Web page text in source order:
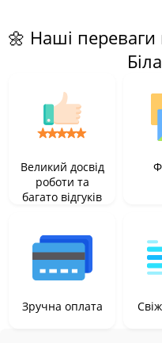
🌼 Наші переваги
Великий досвід
роботи та
багато відгуків
Зручна оплата